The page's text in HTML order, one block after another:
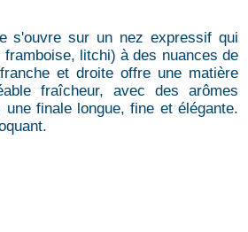
s'ouvre sur un nez expressif qui
litchi) à des nuances de
et droite offre une matière
fraîcheur, avec des arômes
finale longue, fine et élégante.